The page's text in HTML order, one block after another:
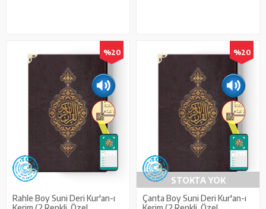
%20
Rahle Boy Suni Deri Kur'an-ı
%20
STOKTA YOK
Çanta Boy Suni Deri Kur'an-ı